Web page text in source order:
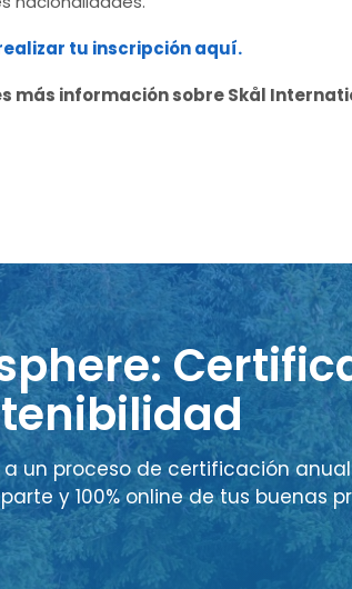
tu inscripción aquí.
más información sobre Skål
un proceso de certificación
y 100% online de tus buenas